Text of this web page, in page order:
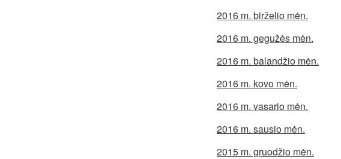
2016 m. birželio mėn.
2016 m. gegužės mėn.
2016 m. balandžio mėn.
2016 m. kovo mėn.
2016 m. vasario mėn.
2016 m. sausio mėn.
2015 m. gruodžio mėn.